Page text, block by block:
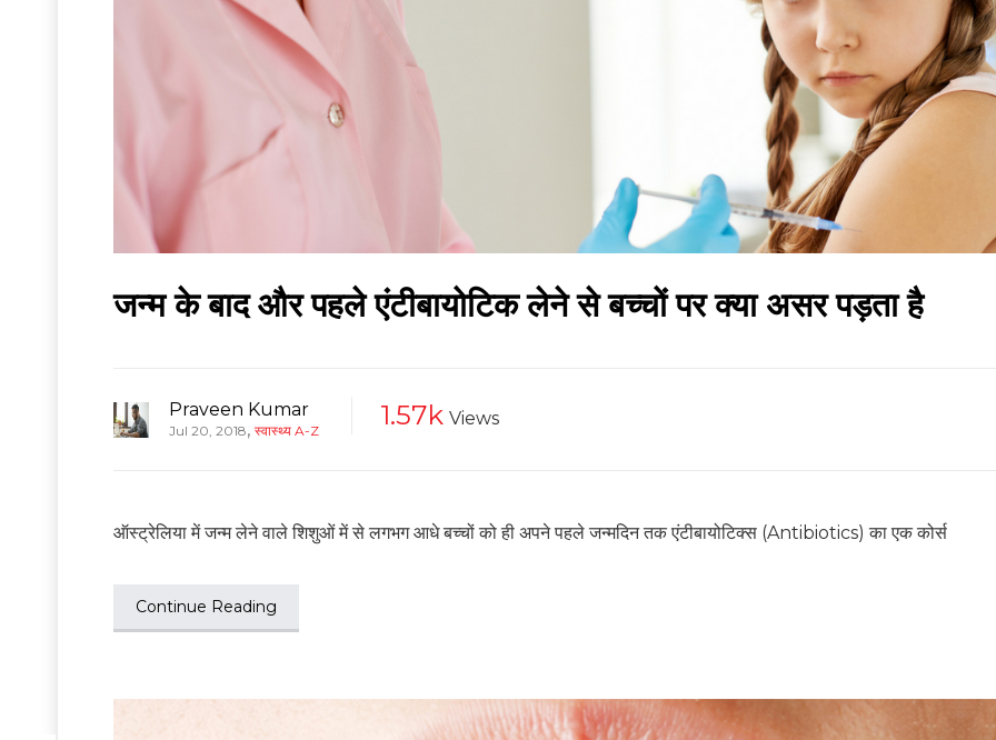
जन्‍म के बाद और पहले एंटीबायोटिक लेने से बच्‍चों पर क्‍या असर पड़ता है
Praveen Kumar
Jul 20, 2018, स्वास्थ्य A-Z 1.57k Views
ऑस्ट्रेलिया में जन्‍म लेने वाले शिशुओं में से लगभग आधे बच्‍चों को ही अपने पहले जन्मदिन तक एंटीबायोटिक्स (Antibiotics) का एक कोर्स
Continue Reading